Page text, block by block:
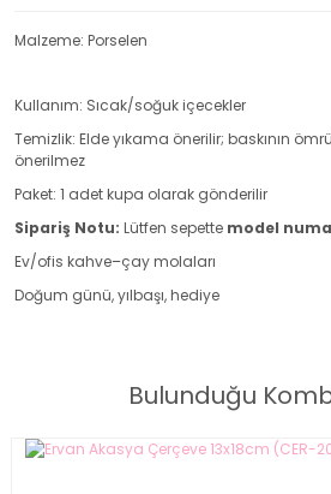
Malzeme: Porselen
Kullanım: Sıcak/soğuk içecekler
Temizlik: Elde yıkama önerilir; baskının
önerilmez
Paket: 1 adet kupa olarak gönderilir
Sipariş Notu: Lütfen sepette model
Ev/ofis kahve–çay molaları
Doğum günü, yılbaşı, hediye
Bulunduğu